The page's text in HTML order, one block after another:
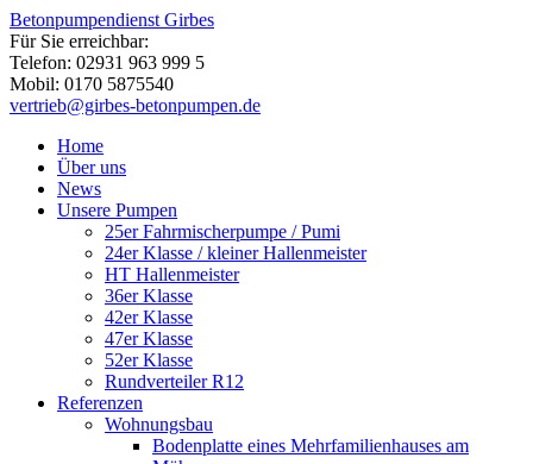
Betonpumpendienst Girbes
Für Sie erreichbar:
Telefon: 02931 963 999 5
Mobil: 0170 5875540
vertrieb@girbes-betonpumpen.de
Home
Über uns
News
Unsere Pumpen
25er Fahrmischerpumpe / Pumi
24er Klasse / kleiner Hallenmeister
HT Hallenmeister
36er Klasse
42er Klasse
47er Klasse
52er Klasse
Rundverteiler R12
Referenzen
Wohnungsbau
Bodenplatte eines Mehrfamilienhauses am